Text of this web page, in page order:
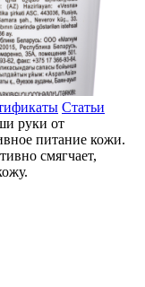
Статьи
руки от
питание кожи.
смягчает,